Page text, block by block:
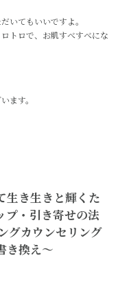
いてもいいですよ。
トロで、お肌すべすべにな
ます。
生き生きと輝くた
プ・引き寄せの法
グカウンセリング
き換え〜